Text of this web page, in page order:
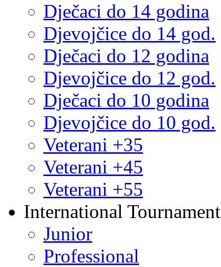
Dječaci do 14 godina
Djevojčice do 14 god.
Dječaci do 12 godina
Djevojčice do 12 god.
Dječaci do 10 godina
Djevojčice do 10 god.
Veterani +35
Veterani +45
Veterani +55
International
Junior
Professional